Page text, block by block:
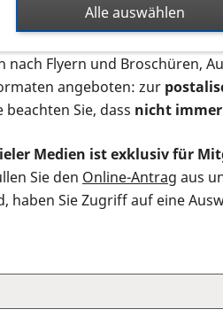
Sie sämtliches
nach Flyern und Broschüren,
angeboten: zur
beachten Sie, dass nicht
Medien ist exklusiv für
Sie den Online-Antrag aus
haben Sie Zugriff auf eine
Alle auswählen